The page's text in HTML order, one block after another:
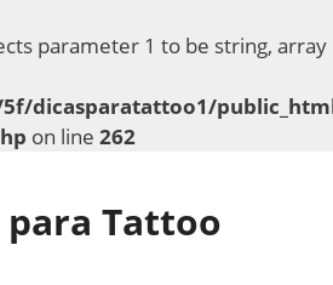
parameter 1 to be string, array
dicasparatattoo1/
on line 262
para Tattoo